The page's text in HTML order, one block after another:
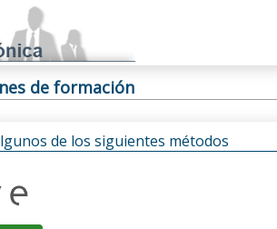
de formación
de los siguientes métodos